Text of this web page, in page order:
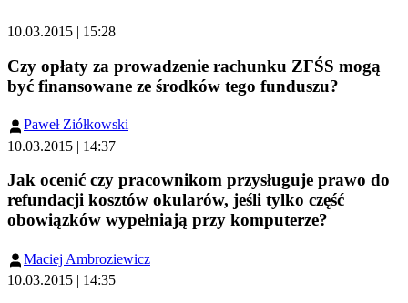
10.03.2015 | 15:28
Czy opłaty za prowadzenie rachunku ZFŚS mogą
być finansowane ze środków tego funduszu?
Paweł Ziółkowski
10.03.2015 | 14:37
Jak ocenić czy pracownikom przysługuje prawo do
refundacji kosztów okularów, jeśli tylko część
obowiązków wypełniają przy komputerze?
Maciej Ambroziewicz
10.03.2015 | 14:35